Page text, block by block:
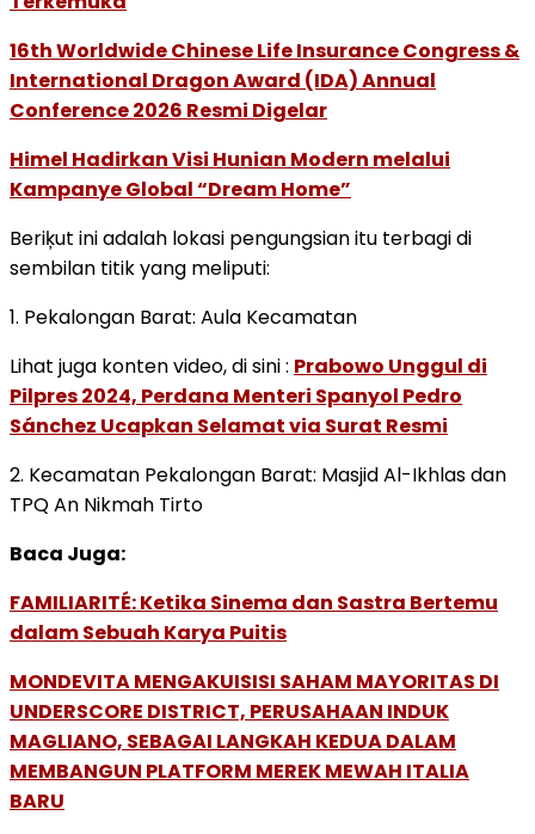
16th Worldwide Chinese Life Insurance Congress &
International Dragon Award (IDA) Annual
Conference 2026 Resmi Digelar
Himel Hadirkan Visi Hunian Modern melalui
Kampanye Global “Dream Home”
Beriķut ini adalah lokasi pengungsian itu terbagi di
sembilan titik yang meliputi:
1. Pekalongan Barat: Aula Kecamatan
Lihat juga konten video, di sini : Prabowo Unggul di
Pilpres 2024, Perdana Menteri Spanyol Pedro
Sánchez Ucapkan Selamat via Surat Resmi
2. Kecamatan Pekalongan Barat: Masjid Al-Ikhlas dan
TPQ An Nikmah Tirto
Baca Juga:
FAMILIARITÉ: Ketika Sinema dan Sastra Bertemu
dalam Sebuah Karya Puitis
MONDEVITA MENGAKUISISI SAHAM MAYORITAS DI
UNDERSCORE DISTRICT, PERUSAHAAN INDUK
MAGLIANO, SEBAGAI LANGKAH KEDUA DALAM
MEMBANGUN PLATFORM MEREK MEWAH ITALIA
BARU